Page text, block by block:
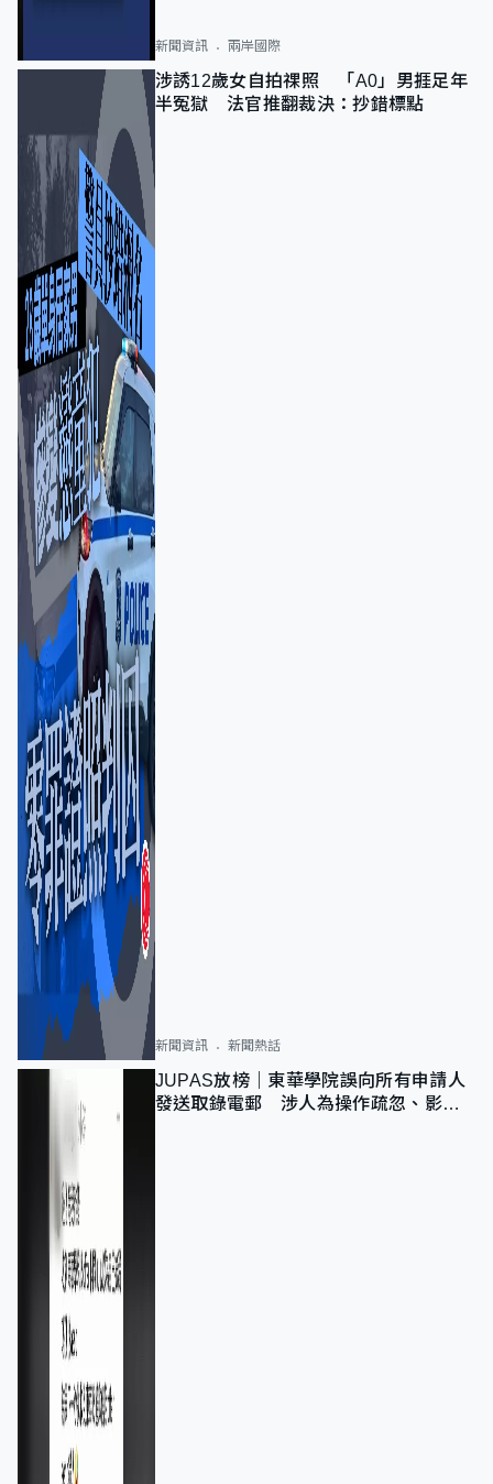
新聞資訊 兩岸國際
涉誘12歲女自拍祼照 「A0」男捱足年
半冤獄 法官推翻裁決：抄錯標點
新聞資訊 新聞熱話
JUPAS放榜｜東華學院誤向所有申請人
發送取錄電郵 涉人為操作疏忽、影響